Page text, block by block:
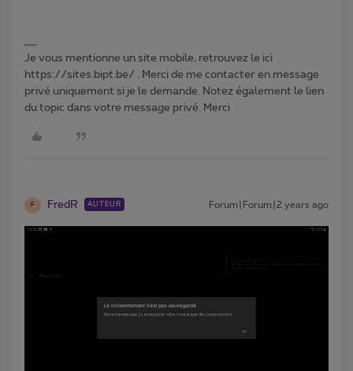
Je vous mentionne un site mobile, retrouvez le ici
https://sites.bipt.be/ . Merci de me contacter en message
privé uniquement si je le demande. Notez également le lien
du topic dans votre message privé. Merci
F FredR AUTEUR Forum|Forum|2 years ago